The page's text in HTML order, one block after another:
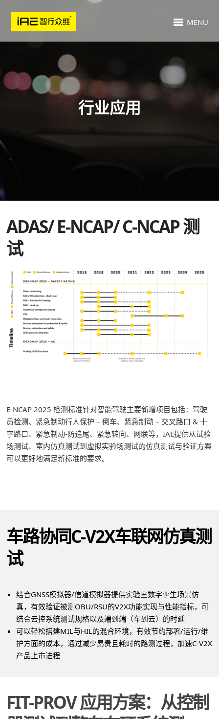
MENU
行业应用
ADAS/ E-NCAP/ C-NCAP 测
试
E-NCAP 2025 检测标准针对智能驾驶主要新增项目包括：驾驶
员检测、紧急制动行人保护 – 倒车、紧急制动 – 交叉路口 & 十
字路口、紧急制动-防追尾、紧急转向、网联等，IAE提供从试验
场测试、室内仿真测试到虚拟实验场测试的仿真测试与验证方案
可以更好地满足新标准的要求。
车路协同C-V2X车联网仿真测
试
结合GNSS模拟器/信道模拟器提供实验室数字孪生场景仿
真，有效验证被测OBU/RSU的V2X功能实现与性能指标，可
结合云控系统测试规格以及端到端（车到云）的时延
可以轻松搭建MIL与HIL的混合环境，有效节约部署/运行/维
护方面的成本，通过减少昂贵且耗时的路测过程，加速C-V2X
产品上市进程
FIT-PROV 应用方案：从控制